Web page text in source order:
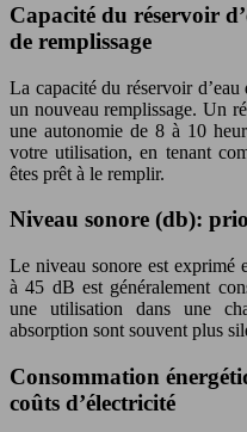
Capacité du réservoir
de remplissage
La capacité du réservoir
un nouveau remplissage. Un
une autonomie de 8 à 10
votre utilisation, en tenant
êtes prêt à le remplir.
Niveau sonore (db):
Le niveau sonore est exprimé
à 45 dB est généralement
une utilisation dans une
absorption sont souvent plus
Consommation
coûts d’électricité